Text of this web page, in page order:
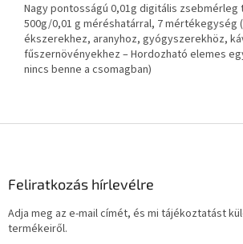
Nagy pontosságú 0,01g digitális zsebmérleg
500g/0,01 g méréshatárral, 7
ékszerekhez, aranyhoz, gyógyszerekhöz,
fűszernövényekhez – Hordozható elemes
nincs benne a csomagban)
Feliratkozás hírlevélre
Adja meg az e-mail címét, és mi tájékoztatást
termékeiről.